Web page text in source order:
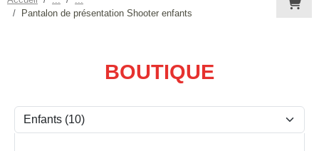
Pantalon de présentation Shooter enfants
BOUTIQUE